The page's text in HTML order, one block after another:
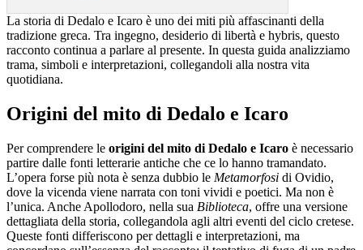
La storia di Dedalo e Icaro è uno dei miti più affascinanti della
tradizione greca. Tra ingegno, desiderio di libertà e hybris, questo
racconto continua a parlare al presente. In questa guida analizziamo
trama, simboli e interpretazioni, collegandoli alla nostra vita
quotidiana.
Origini del mito di Dedalo e Icaro
Per comprendere le origini del mito di Dedalo e Icaro è necessario
partire dalle fonti letterarie antiche che ce lo hanno tramandato.
L’opera forse più nota è senza dubbio le Metamorfosi di Ovidio,
dove la vicenda viene narrata con toni vividi e poetici. Ma non è
l’unica. Anche Apollodoro, nella sua Biblioteca, offre una versione
dettagliata della storia, collegandola agli altri eventi del ciclo cretese.
Queste fonti differiscono per dettagli e interpretazioni, ma